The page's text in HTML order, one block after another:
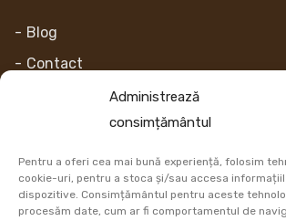
Administrează
consimțământul
Pentru a oferi cea mai bună experiență, folosim
cookie-uri, pentru a stoca și/sau accesa
dispozitive. Consimțământul pentru aceste
procesăm date, cum ar fi comportamentul de
Blog
Contact
Link-uri